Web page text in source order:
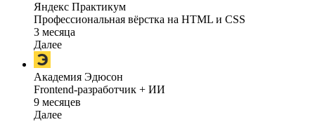
Яндекс Практикум
Профессиональная вёрстка на HTML и CSS
3 месяца
Далее
Академия Эдюсон
Frontend-разработчик + ИИ
9 месяцев
Далее